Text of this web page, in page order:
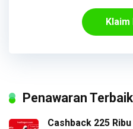
Klaim
Penawaran Terbaik
Cashback 225